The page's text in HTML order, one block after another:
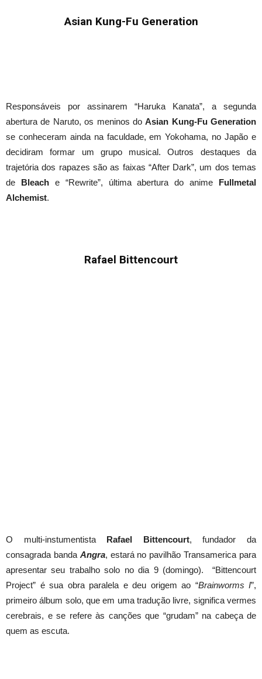
Asian Kung-Fu Generation
Responsáveis por assinarem “Haruka Kanata”, a segunda
abertura de Naruto, os meninos doAsian Kung-Fu Generation
se conheceram ainda na faculdade, em Yokohama, no Japão e
decidiram formar um grupo musical. Outros destaques da
trajetória dos rapazes são as faixas “After Dark”, um dos temas
de Bleache “Rewrite”, última abertura do anime Fullmetal
Alchemist.
Rafael Bittencourt
O multi-instumentista Rafael Bittencourt, fundador da
consagrada banda Angra, estará no pavilhão Transamerica para
apresentar seu trabalho solo no dia 9 (domingo). “Bittencourt
Project” é sua obra paralela e deu origem ao “Brainworms I”,
primeiro álbum solo, que em uma tradução livre, significa vermes
cerebrais, e se refere às canções que “grudam” na cabeça de
quem as escuta.